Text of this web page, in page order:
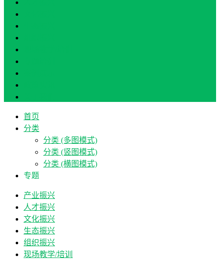
首页
分类
分类 (多图模式)
分类 (竖图模式)
分类 (横图模式)
专题
产业振兴
人才振兴
文化振兴
生态振兴
组织振兴
现场教学/培训